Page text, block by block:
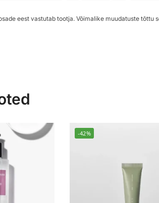
eest vastutab tootja. Võimalike muudatuste
-42%